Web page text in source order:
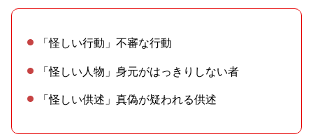
「怪しい行動」不審な行動
「怪しい人物」身元がはっきりしない者
「怪しい供述」真偽が疑われる供述